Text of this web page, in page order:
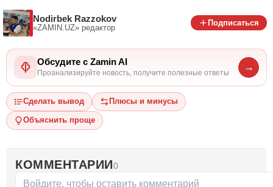
Nodirbek Razzokov
«ZAMIN.UZ» редактор
Подписаться
Обсудите с Zamin AI
Проанализируйте новость, получите полезные ответы
→
Сделать вывод Плюсы и минусы
Объяснить проще
КОММЕНТАРИИ0